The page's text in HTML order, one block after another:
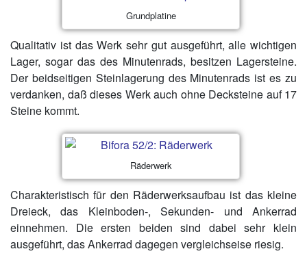
Grundplatine
Qualitativ ist das Werk sehr gut ausgeführt, alle wichtigen
Lager, sogar das des Minutenrads, besitzen Lagersteine.
Der beidseitigen Steinlagerung des Minutenrads ist es zu
verdanken, daß dieses Werk auch ohne Decksteine auf 17
Steine kommt.
Räderwerk
Charakteristisch für den Räderwerksaufbau ist das kleine
Dreieck, das Kleinboden-, Sekunden- und Ankerrad
einnehmen. Die ersten beiden sind dabei sehr klein
ausgeführt, das Ankerrad dagegen vergleichseise riesig.